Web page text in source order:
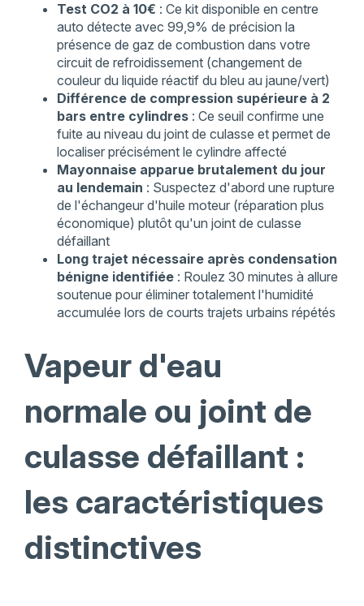
Test CO2 à 10€ : Ce kit disponible en centre
auto détecte avec 99,9% de précision la
présence de gaz de combustion dans votre
circuit de refroidissement (changement de
couleur du liquide réactif du bleu au jaune/vert)
Différence de compression supérieure à 2
bars entre cylindres: Ce seuil confirme une
fuite au niveau du joint de culasse et permet de
localiser précisément le cylindre affecté
Mayonnaise apparue brutalement du jour
au lendemain : Suspectez d'abord une rupture
de l'échangeur d'huile moteur (réparation plus
économique) plutôt qu'un joint de culasse
défaillant
Long trajet nécessaire après condensation
bénigne identifiée: Roulez 30 minutes à allure
soutenue pour éliminer totalement l'humidité
accumulée lors de courts trajets urbains répétés
Vapeur d'eau
normale ou joint de
culasse défaillant :
les caractéristiques
distinctives